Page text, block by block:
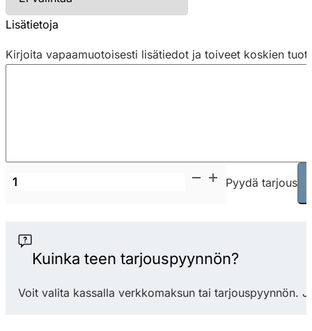
Lisätietoja
Kirjoita vapaamuotoisesti lisätiedot ja toiveet koskien
Gaber
määrä
Pyydä tarjous
Kuinka teen tarjouspyynnön?
Voit valita kassalla verkkomaksun tai tarjouspyynnön.